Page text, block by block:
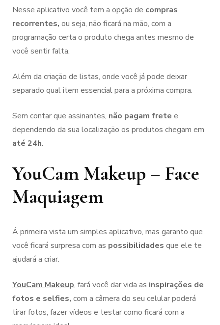
Nesse aplicativo você tem a opção de compras
recorrentes, ou seja, não ficará na mão, com a
programação certa o produto chega antes mesmo de
você sentir falta.
Além da criação de listas, onde você já pode deixar
separado qual item essencial para a próxima compra.
Sem contar que assinantes, não pagam frete e
dependendo da sua localização os produtos chegam em
até 24h.
YouCam Makeup – Face
Maquiagem
Á primeira vista um simples aplicativo, mas garanto que
você ficará surpresa com as possibilidades que ele te
ajudará a criar.
YouCam Makeup, fará você dar vida as inspirações de
fotos e selfies, com a câmera do seu celular poderá
tirar fotos, fazer vídeos e testar como ficará com a